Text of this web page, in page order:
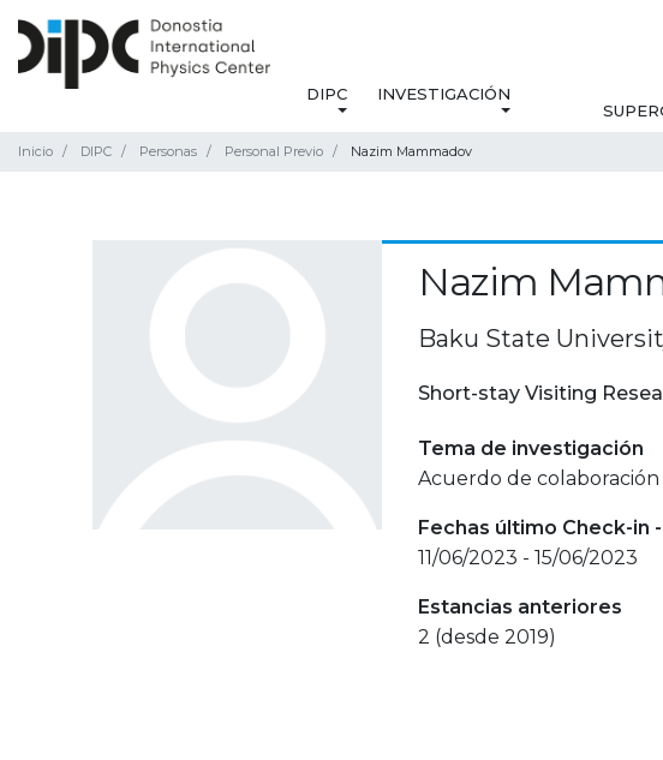
DIPC INVESTIGACIÓN
Inicio DIPC Personas Personal Previo Nazim Mammadov
Nazim
Baku State
Short-stay Visiting
Tema de investigación
Acuerdo de colaboración
Fechas último Check-in
11/06/2023 - 15/06/2023
Estancias anteriores
2 (desde 2019)